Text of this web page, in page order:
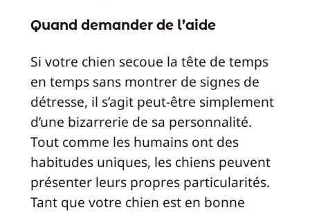
Quand demander de l’aide
Si votre chien secoue la tête de temps
en temps sans montrer de signes de
détresse, il s’agit peut-être simplement
d’une bizarrerie de sa personnalité.
Tout comme les humains ont des
habitudes uniques, les chiens peuvent
présenter leurs propres particularités.
Tant que votre chien est en bonne